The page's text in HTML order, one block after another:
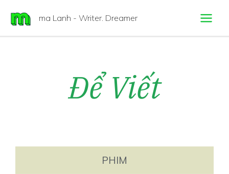
ma Lanh - Writer. Dreamer
Để Viết
PHIM